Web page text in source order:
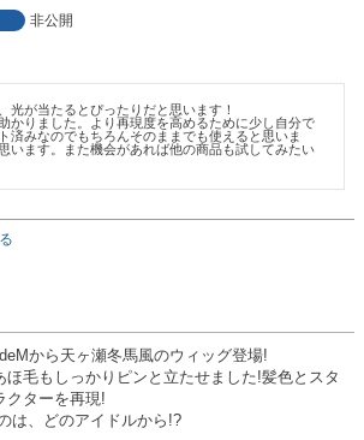
非公開
光が当たるとぴったりだと思います！
かりました。より再現度を高めるために少し自分で
済みなのでもちろんそのままでも使えると思いま
います。また機会があれば他の商品も試してみたい
から天ヶ瀬冬馬風のウィッグ登場!
毛もしっかりピンと立たせました!髪色とスタ
クターを再現!
は、どのアイドルから!?